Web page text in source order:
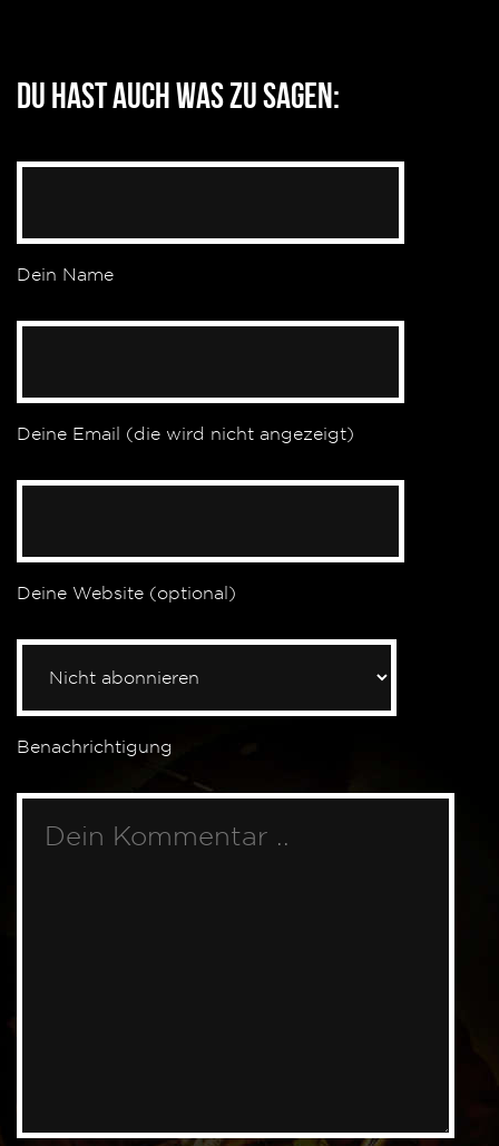
Du hast auch was zu sagen:
Dein Name
Deine Email (die wird nicht angezeigt)
Deine Website (optional)
Benachrichtigung